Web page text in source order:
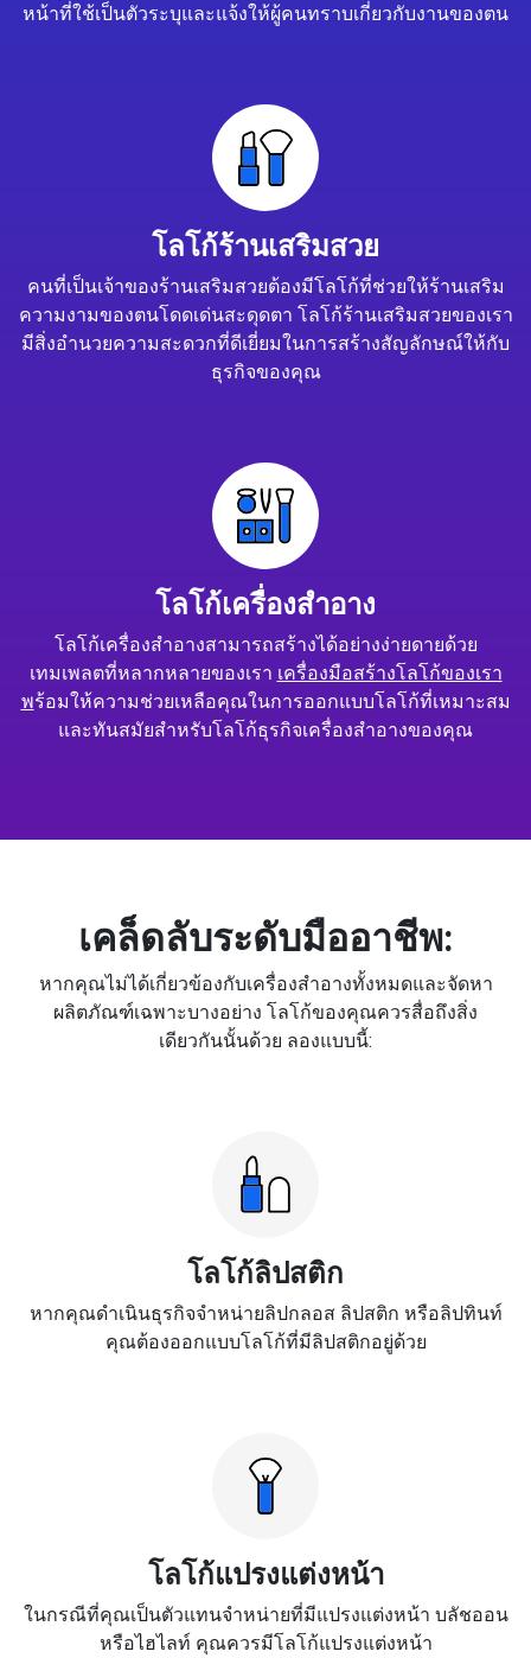
หน้าที่ใช้เป็นตัวระบุและแจ้งให้ผู้คนทราบเกี่ยวกับงานของตน
โลโก้ร้านเสริมสวย
คนที่เป็นเจ้าของร้านเสริมสวยต้องมีโลโก้ที่ช่วยให้ร้านเสริม
ความงามของตนโดดเด่นสะดุดตา โลโก้ร้านเสริมสวยของเรา
มีสิ่งอำนวยความสะดวกที่ดีเยี่ยมในการสร้างสัญลักษณ์ให้กับ
ธุรกิจของคุณ
โลโก้เครื่องสำอาง
โลโก้เครื่องสำอางสามารถสร้างได้อย่างง่ายดายด้วย
เทมเพลตที่หลากหลายของเรา เครื่องมือสร้างโลโก้ของเรา
พร้อมให้ความช่วยเหลือคุณในการออกแบบโลโก้ที่เหมาะสม
และทันสมัยสำหรับโลโก้ธุรกิจเครื่องสำอางของคุณ
เคล็ดลับระดับมืออาชีพ:
หากคุณไม่ได้เกี่ยวข้องกับเครื่องสำอางทั้งหมดและจัดหา
ผลิตภัณฑ์เฉพาะบางอย่าง โลโก้ของคุณควรสื่อถึงสิ่ง
เดียวกันนั้นด้วย ลองแบบนี้:
โลโก้ลิปสติก
หากคุณดำเนินธุรกิจจำหน่ายลิปกลอส ลิปสติก หรือลิปทินท์
คุณต้องออกแบบโลโก้ที่มีลิปสติกอยู่ด้วย
โลโก้แปรงแต่งหน้า
ในกรณีที่คุณเป็นตัวแทนจำหน่ายที่มีแปรงแต่งหน้า บลัชออน
หรือไฮไลท์ คุณควรมีโลโก้แปรงแต่งหน้า